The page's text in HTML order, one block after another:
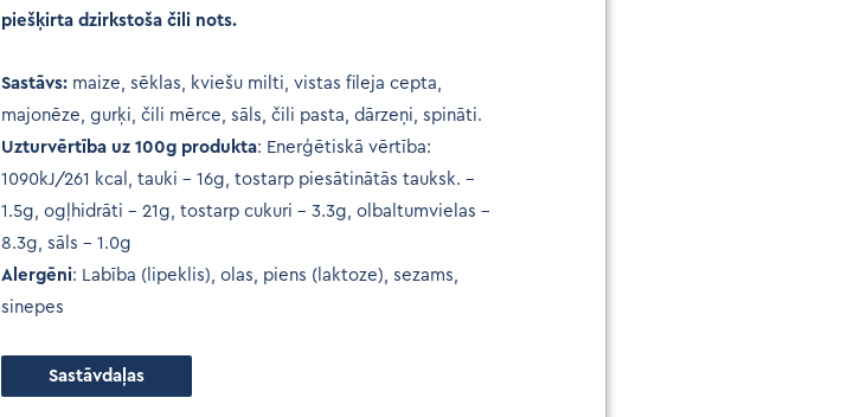
piešķirta dzirkstoša čili nots.
Sastāvs: maize, sēklas, kviešu milti, vistas fileja cepta,
majonēze, gurķi, čili mērce, sāls, čili pasta, dārzeņi, spināti.
Uzturvērtība uz 100g produkta: Enerģētiskā vērtība:
1090kJ/261 kcal, tauki – 16g, tostarp piesātinātās tauksk. –
1.5g, ogļhidrāti – 21g, tostarp cukuri – 3.3g, olbaltumvielas –
8.3g, sāls – 1.0g
Alergēni: Labība (lipeklis), olas, piens (laktoze), sezams,
sinepes
Sastāvdaļas